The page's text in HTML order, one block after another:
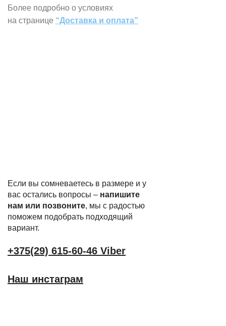
Более подробно о условиях
на странице “Доставка и оплата”
Если вы сомневаетесь в размере и у
вас остались вопросы – напишите
нам или позвоните, мы с радостью
поможем подобрать подходящий
вариант.
+375(29) 615-60-46 Viber
Наш инстаграм